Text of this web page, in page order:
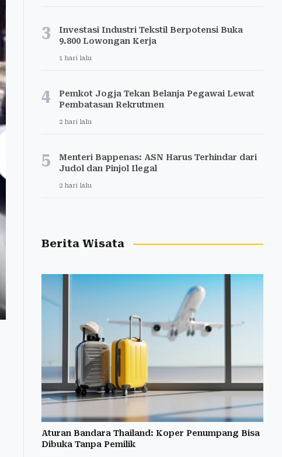
3
Investasi Industri Tekstil Berpotensi Buka
9.800 Lowongan Kerja
1 hari lalu
4
Pemkot Jogja Tekan Belanja Pegawai Lewat
Pembatasan Rekrutmen
2 hari lalu
5
Menteri Bappenas: ASN Harus Terhindar dari
Judol dan Pinjol Ilegal
2 hari lalu
Berita Wisata
Aturan Bandara Thailand: Koper Penumpang Bisa
Dibuka Tanpa Pemilik